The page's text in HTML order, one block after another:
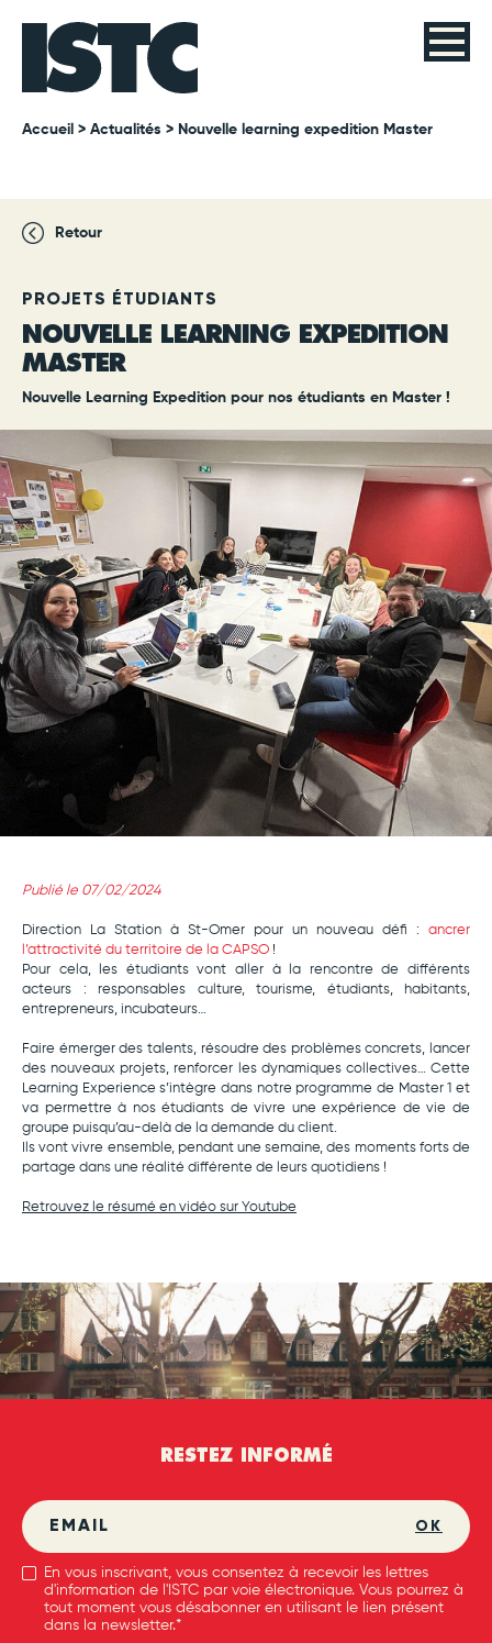
Accueil > Actualités > Nouvelle learning expedition Master
Retour
PROJETS ÉTUDIANTS
NOUVELLE LEARNING EXPEDITION
MASTER
Nouvelle Learning Expedition pour nos étudiants en Master !
Publié le 07/02/2024
Direction La Station à St-Omer pour un nouveau défi : ancrer
l’attractivité du territoire de la CAPSO !
Pour cela, les étudiants vont aller à la rencontre de différents
acteurs : responsables culture, tourisme, étudiants, habitants,
entrepreneurs, incubateurs…
Faire émerger des talents, résoudre des problèmes concrets, lancer
des nouveaux projets, renforcer les dynamiques collectives… Cette
Learning Experience s’intègre dans notre programme de Master 1 et
va permettre à nos étudiants de vivre une expérience de vie de
groupe puisqu’au-delà de la demande du client.
Ils vont vivre ensemble, pendant une semaine, des moments forts de
partage dans une réalité différente de leurs quotidiens !
Retrouvez le résumé en vidéo sur Youtube
RESTEZ INFORMÉ
OK
En vous inscrivant, vous consentez à recevoir les lettres
d'information de l'ISTC par voie électronique. Vous pourrez à
tout moment vous désabonner en utilisant le lien présent
dans la newsletter.*